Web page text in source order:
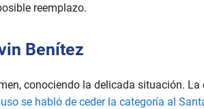
reemplazo.
Benítez
conociendo la delicada situación. La
se habló de ceder la categoría al